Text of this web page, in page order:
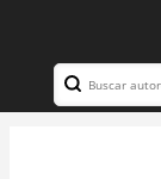
contenido
principal
Navegación
Search